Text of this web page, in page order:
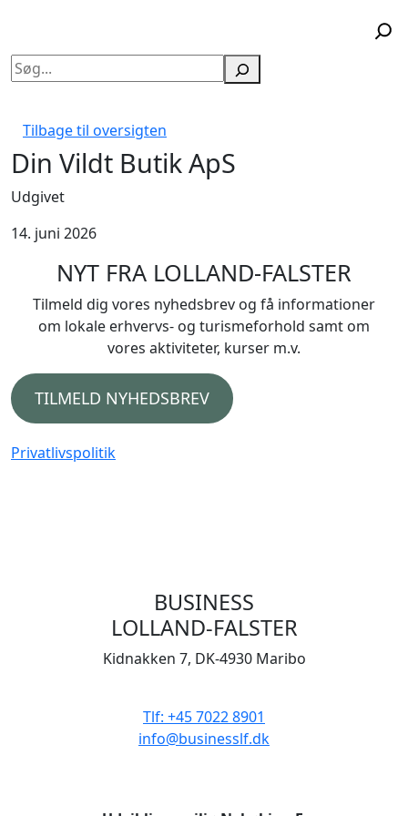
Søg
Tilbage til oversigten
Din Vildt Butik ApS
Udgivet
14. juni 2026
NYT FRA LOLLAND-FALSTER
Tilmeld dig vores nyhedsbrev og få informationer
om lokale erhvervs- og turismeforhold samt om
vores aktiviteter, kurser m.v.
TILMELD NYHEDSBREV
Privatlivspolitik
BUSINESS
LOLLAND-FALSTER
Kidnakken 7, DK-4930 Maribo
Tlf: +45 7022 8901
info@businesslf.dk